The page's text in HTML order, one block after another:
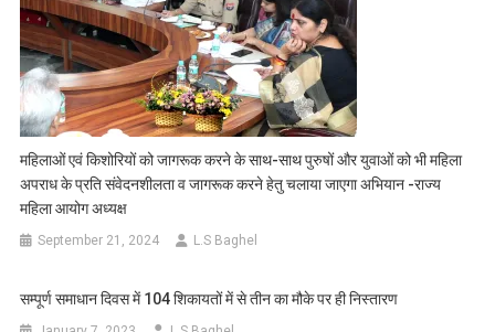
महिलाओं एवं किशोरियों को जागरूक करने के साथ-साथ पुरुषों और युवाओं को भी महिला
अपराध के प्रति संवेदनशीलता व जागरूक करने हेतु चलाया जाएगा अभियान -राज्य
महिला आयोग अध्यक्ष
September 21, 2024 L.S Baghel
सम्पूर्ण समाधान दिवस में 104 शिकायतों में से तीन का मौके पर ही निस्तारण